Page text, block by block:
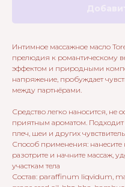
Интимное массажное масло
прелюдия к романтическому
эффектом и природными
напряжение, пробуждает
между партнёрами.
Средство легко наносится, не
приятным ароматом.
плеч, шеи и других
Способ применения: нанесите
разотрите и начните массаж,
участкам тела
Состав: paraffinum liqvidum,